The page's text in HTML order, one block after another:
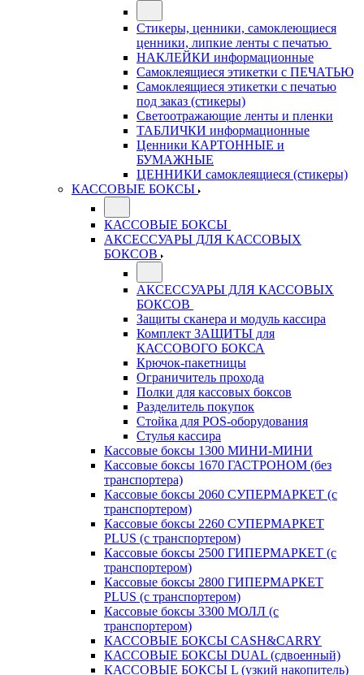
Стикеры, ценники, самоклеющиеся
ценники, липкие ленты с печатью
НАКЛЕЙКИ информационные
Самоклеящиеся этикетки с ПЕЧАТЬЮ
Самоклеящиеся этикетки с печатью
под заказ (стикеры)
Светоотражающие ленты и пленки
ТАБЛИЧКИ информационные
Ценники КАРТОННЫЕ и
БУМАЖНЫЕ
ЦЕННИКИ самоклеящиеся (стикеры)
КАССОВЫЕ БОКСЫ
КАССОВЫЕ БОКСЫ
АКСЕССУАРЫ ДЛЯ КАССОВЫХ
БОКСОВ
АКСЕССУАРЫ ДЛЯ КАССОВЫХ
БОКСОВ
Защиты сканера и модуль кассира
Комплект ЗАЩИТЫ для
КАССОВОГО БОКСА
Крючок-пакетницы
Ограничитель прохода
Полки для кассовых боксов
Разделитель покупок
Стойка для POS-оборудования
Стулья кассира
Кассовые боксы 1300 МИНИ-МИНИ
Кассовые боксы 1670 ГАСТРОНОМ (без
транспортера)
Кассовые боксы 2060 СУПЕРМАРКЕТ (с
транспортером)
Кассовые боксы 2260 СУПЕРМАРКЕТ
PLUS (с транспортером)
Кассовые боксы 2500 ГИПЕРМАРКЕТ (с
транспортером)
Кассовые боксы 2800 ГИПЕРМАРКЕТ
PLUS (с транспортером)
Кассовые боксы 3300 МОЛЛ (с
транспортером)
КАССОВЫЕ БОКСЫ CASH&CARRY
КАССОВЫЕ БОКСЫ DUAL (сдвоенный)
КАССОВЫЕ БОКСЫ L (узкий накопитель)